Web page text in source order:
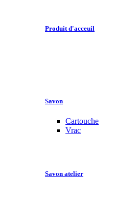
Produit d'acceuil
Savon
Cartouche
Vrac
Savon atelier